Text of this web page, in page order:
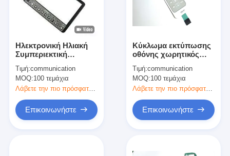
Ηλεκτρονική Ηλιακή
Συμπεριεκτική
Επαγγελματίας Με
Γυναικείο Σώμα
Τιμή:communication
MOQ:100 τεμάχια
Λάβετε την πιο πρόσφατη τιμή
Επικοινωνήστε
Κύκλωμα εκτύπωσης
οθόνης χωρητικός
Τιμή:communication
MOQ:100 τεμάχια
Επικοινωνήστε